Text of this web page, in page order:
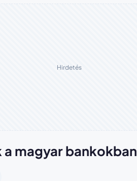
Hirdetés
a magyar bankokban